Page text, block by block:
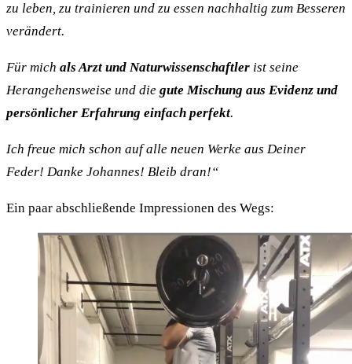
zu leben, zu trainieren und zu essen nachhaltig zum Besseren
verändert.
Für mich als Arzt und Naturwissenschaftler ist seine
Herangehensweise und die gute Mischung aus Evidenz und
persönlicher Erfahrung einfach perfekt.
Ich freue mich schon auf alle neuen Werke aus Deiner
Feder! Danke Johannes! Bleib dran!“
Ein paar abschließende Impressionen des Wegs: